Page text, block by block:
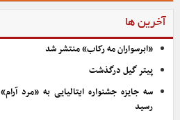
آخرین ها
«ابرسواران مه رکاب» منتشر شد
پیتر گیل درگذشت
سه جایزه جشنواره ایتالیایی به «مرد آرام»
رسید